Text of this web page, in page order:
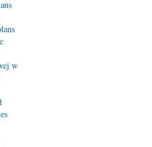
w